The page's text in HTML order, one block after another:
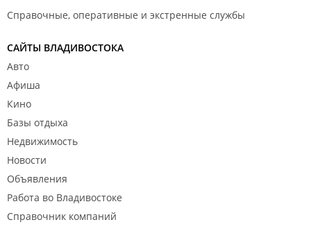
Справочные, оперативные и экстренные службы
САЙТЫ ВЛАДИВОСТОКА
Авто
Афиша
Кино
Базы отдыха
Недвижимость
Новости
Объявления
Работа во Владивостоке
Справочник компаний